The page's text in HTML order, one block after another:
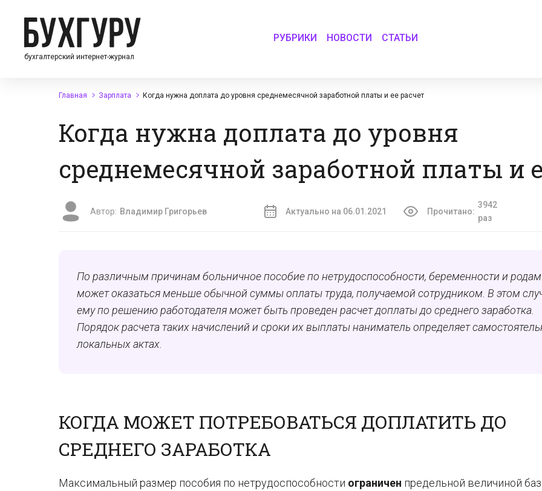
бухгалтерский интернет-журнал
РУБРИКИ НОВОСТИ СТАТЬИ
Главная Зарплата Когда нужна доплата до уровня среднемесячной заработной платы и ее расчет
Когда нужна доплата до уровня
среднемесячной заработной платы и
Автор: Владимир Григорьев Актуально на 06.01.2021 Прочитано:
3942
раз
По различным причинам больничное пособие по нетрудоспособности, беременности и родам
может оказаться меньше обычной суммы оплаты труда, получаемой сотрудником. В этом
емупо решению работодателяможет быть проведен расчет доплаты до среднего заработка.
Порядок расчета таких начислений и сроки их выплаты наниматель определяет
локальных актах.
КОГДА МОЖЕТ ПОТРЕБОВАТЬСЯ ДОПЛАТИТЬ ДО
СРЕДНЕГО ЗАРАБОТКА
Максимальный размер пособия по нетрудоспособности ограничен предельной величиной